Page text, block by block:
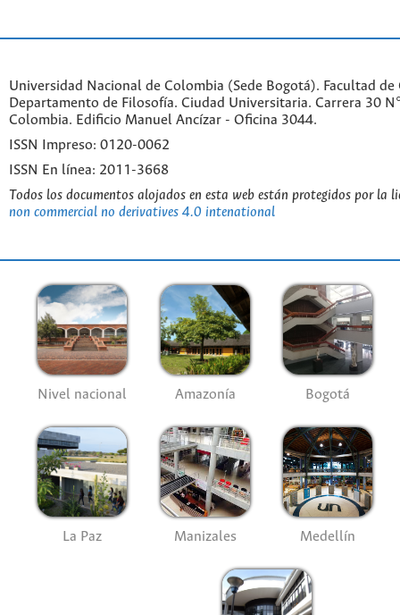
Universidad Nacional de Colombia (Sede Bogotá). Facultad de
Departamento de Filosofía. Ciudad Universitaria. Carrera 30
Colombia. Edificio Manuel Ancízar - Oficina 3044.
ISSN Impreso: 0120-0062
ISSN En línea: 2011-3668
Todos los documentos alojados en esta web están protegidos por la
non commercial no derivatives 4.0 intenational
Nivel nacional Amazonía Bogotá
La Paz Manizales Medellín